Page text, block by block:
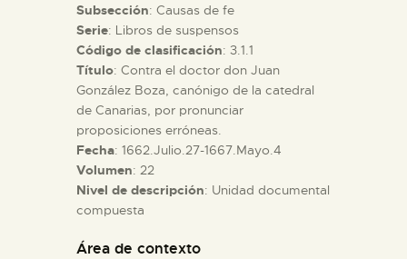
ACTIVIDADES
█
EL MUSEO
COLECCIONES
DIDÁCTICA
Subsección: Causas de fe
Serie: Libros de suspensos
Código de clasificación: 3.1.1
Título: Contra el doctor don Juan
González Boza, canónigo de la catedral
de Canarias, por pronunciar
proposiciones erróneas.
Fecha: 1662.Julio.27-1667.Mayo.4
Volumen: 22
Nivel de descripción: Unidad documental
compuesta
Área de contexto